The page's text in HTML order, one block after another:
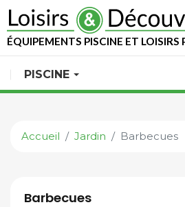
ÉQUIPEMENTS PISCINE ET LOISIRS
PISCINE
Accueil Jardin Barbecues
Barbecues